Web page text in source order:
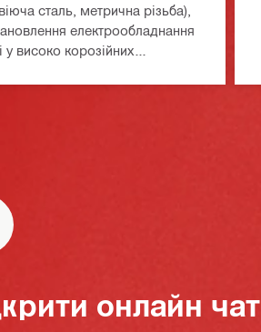
сталь, метрична різьба),
електрообладнання
у високо корозійних
AWG 4.0
онлайн чат